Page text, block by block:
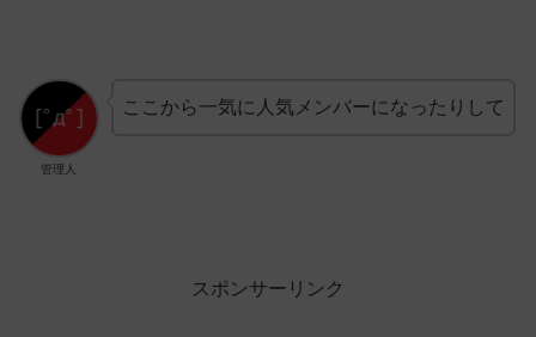
管理人
ここから一気に人気メンバーになったりして
スポンサーリンク